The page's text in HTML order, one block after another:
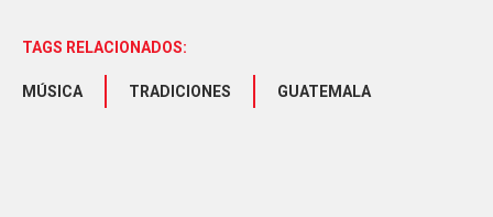
TAGS RELACIONADOS:
MÚSICA TRADICIONES GUATEMALA